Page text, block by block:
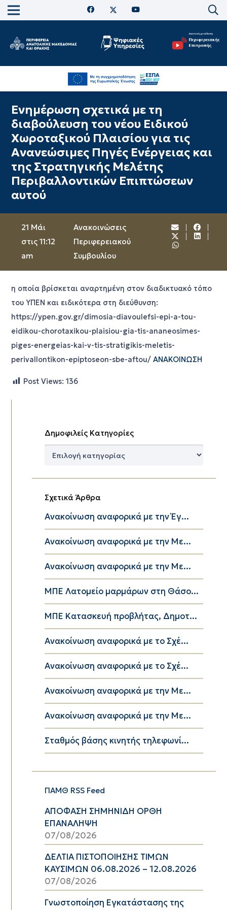
Ενημέρωση σχετικά με τη
διαβούλευση του νέου Ειδικού
Χωροταξικού Πλαισίου για τις
Ανανεώσιμες Πηγές Ενέργειας και
της Στρατηγικής Μελέτης
Περιβαλλοντικών Επιπτώσεων
αυτού
21 Μάι
στις 11:12
am
Ανακοινώσεις
Περιφερειακού
Συμβουλίου
η οποία βρίσκεται αναρτημένη στον διαδικτυακό τόπο
του ΥΠΕΝ και ειδικότερα στη διεύθυνση:
https://ypen.gov.gr/dimosia-diavoulefsi-epi-a-tou-
eidikou-chorotaxikou-plaisiou-gia-tis-ananeosimes-
piges-energeias-kai-v-tis-stratigikis-meletis-
perivallontikon-epiptoseon-sbe-aftou/ ΑΝΑΚΟΙΝΩΣΗ
Post Views: 136
Δημοφιλείς Κατηγορίες
Δημοφιλείς
Σχετικά Άρθρα
Ανακοίνωση αναφορικά με την Έγ...
Ανακοίνωση αναφορικά με την Με...
Ανακοίνωση αναφορικά με την Με...
ΜΠΕ Λατομείο μαρμάρων στη Θάσο...
ΜΠΕ Κατασκευή προβλήτας, Δημοτ...
Ανακοίνωση αναφορικά με το Σχέ...
Ανακοίνωση αναφορικά με το Σχέ...
Ανακοίνωση αναφορικά με την Με...
Ανακοίνωση αναφορικά με την Με...
Σταθμός βάσης κινητής τηλεφωνί...
ΠΑΜΘ RSS Feed
ΑΠΟΦΑΣΗ ΣΗΜΗΝΙΔΗ ΟΡΘΗ
ΕΠΑΝΑΛΗΨΗ
07/08/2026
ΔΕΛΤΙΑ ΠΙΣΤΟΠΟΙΗΣΗΣ ΤΙΜΩΝ
ΚΑΥΣΙΜΩΝ 06.08.2026 – 12.08.2026
07/08/2026
Γνωστοποίηση Εγκατάστασης της